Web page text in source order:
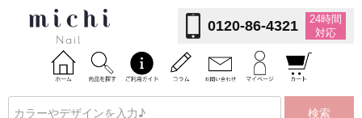
0120-86-4321
24時間
対応
検索